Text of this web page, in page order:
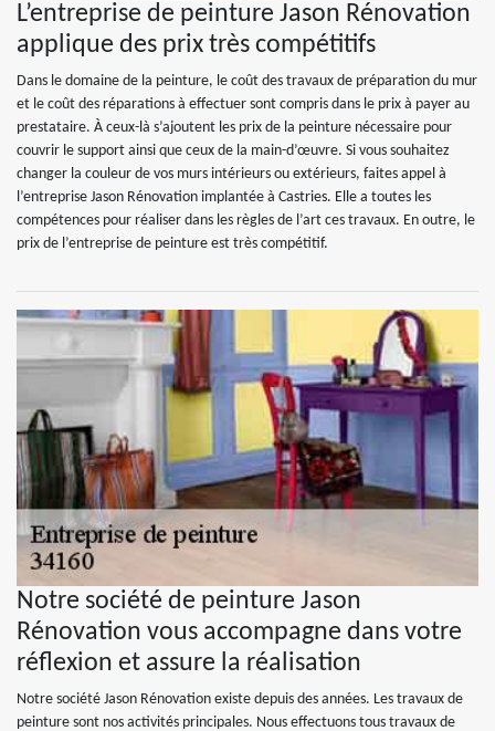
L’entreprise de peinture Jason Rénovation
applique des prix très compétitifs
Dans le domaine de la peinture, le coût des travaux de préparation du mur
et le coût des réparations à effectuer sont compris dans le prix à payer au
prestataire. À ceux-là s’ajoutent les prix de la peinture nécessaire pour
couvrir le support ainsi que ceux de la main-d’œuvre. Si vous souhaitez
changer la couleur de vos murs intérieurs ou extérieurs, faites appel à
l’entreprise Jason Rénovation implantée à Castries. Elle a toutes les
compétences pour réaliser dans les règles de l’art ces travaux. En outre, le
prix de l’entreprise de peinture est très compétitif.
Notre société de peinture Jason
Rénovation vous accompagne dans votre
réflexion et assure la réalisation
Notre société Jason Rénovation existe depuis des années. Les travaux de
peinture sont nos activités principales. Nous effectuons tous travaux de